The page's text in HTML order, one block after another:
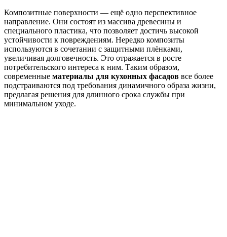
Композитные поверхности — ещё одно перспективное
направление. Они состоят из массива древесины и
специального пластика, что позволяет достичь высокой
устойчивости к повреждениям. Нередко композиты
используются в сочетании с защитными плёнками,
увеличивая долговечность. Это отражается в росте
потребительского интереса к ним. Таким образом,
современные материалы для кухонных фасадов все более
подстраиваются под требования динамичного образа жизни,
предлагая решения для длинного срока службы при
минимальном уходе.